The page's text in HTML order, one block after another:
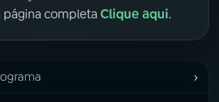
página completa Clique aqui.
›